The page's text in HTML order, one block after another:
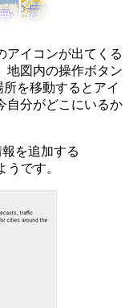
アイコンが出てくる
地図内の操作ボタン
を移動するとアイ
自分がどこにいるか
を追加する
うです。